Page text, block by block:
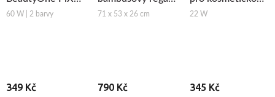
314
60 W | 2 barvy
349 Kč
FIORE 1
71 x 53 x 26 cm
790 Kč
lampu BeautyOne
22 W
345 Kč